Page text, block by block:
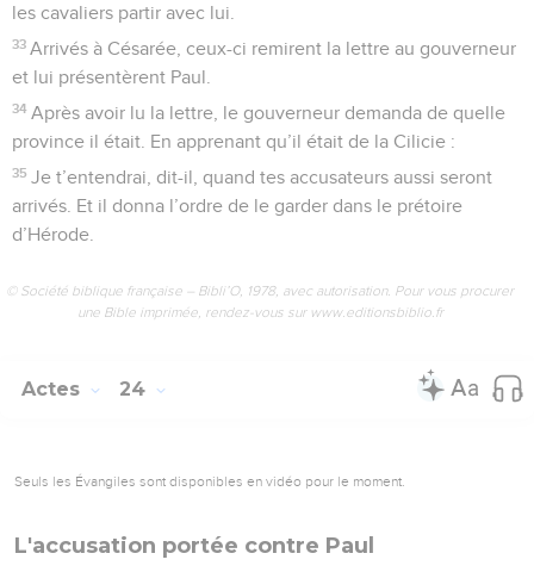
les cavaliers partir avec lui.
33 Arrivés à Césarée, ceux-ci remirent la lettre au gouverneur
et lui présentèrent Paul.
34 Après avoir lu la lettre, le gouverneur demanda de quelle
province il était. En apprenant qu’il était de la Cilicie :
35 Je t’entendrai, dit-il, quand tes accusateurs aussi seront
arrivés. Et il donna l’ordre de le garder dans le prétoire
d’Hérode.
© Société biblique française – Bibli’O, 1978, avec autorisation. Pour vous procurer
une Bible imprimée, rendez-vous sur www.editionsbiblio.fr
Actes 24
Seuls les Évangiles sont disponibles en vidéo pour le moment.
L'accusation portée contre Paul